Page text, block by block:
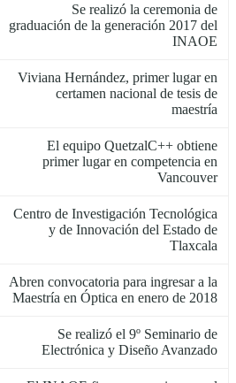
Se realizó la ceremonia de
graduación de la generación 2017 del
INAOE
Viviana Hernández, primer lugar en
certamen nacional de tesis de
maestría
El equipo QuetzalC++ obtiene
primer lugar en competencia en
Vancouver
Centro de Investigación Tecnológica
y de Innovación del Estado de
Tlaxcala
Abren convocatoria para ingresar a la
Maestría en Óptica en enero de 2018
Se realizó el 9º Seminario de
Electrónica y Diseño Avanzado